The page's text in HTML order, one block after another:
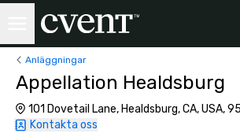
Anläggningar
Appellation Healdsburg
101 Dovetail Lane, Healdsburg, CA, USA,
Kontakta oss